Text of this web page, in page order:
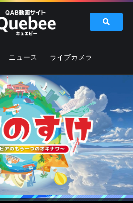
ニュース ライブカメラ